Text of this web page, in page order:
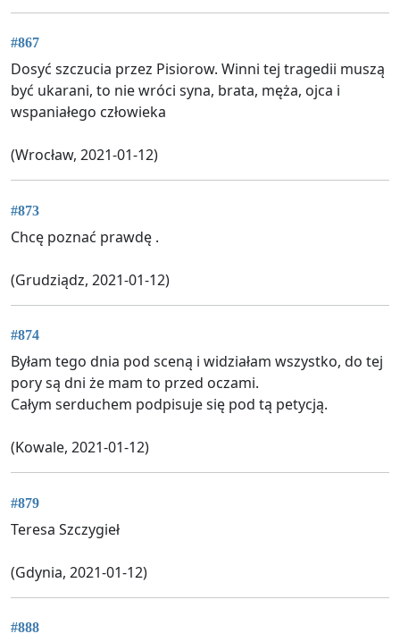
#867
Dosyć szczucia przez Pisiorow. Winni tej tragedii muszą
być ukarani, to nie wróci syna, brata, męża, ojca i
wspaniałego człowieka
(Wrocław, 2021-01-12)
#873
Chcę poznać prawdę .
(Grudziądz, 2021-01-12)
#874
Byłam tego dnia pod sceną i widziałam wszystko, do tej
pory są dni że mam to przed oczami.
Całym serduchem podpisuje się pod tą petycją.
(Kowale, 2021-01-12)
#879
Teresa Szczygieł
(Gdynia, 2021-01-12)
#888